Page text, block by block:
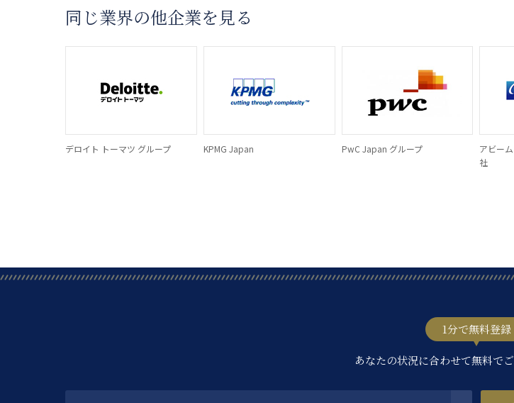
同じ業界の他企業を見る
デロイト トーマツ グループ KPMG Japan PwC Japan グループ
アビー
社
1分で無料登録
あなたの状況に合わせて無料で